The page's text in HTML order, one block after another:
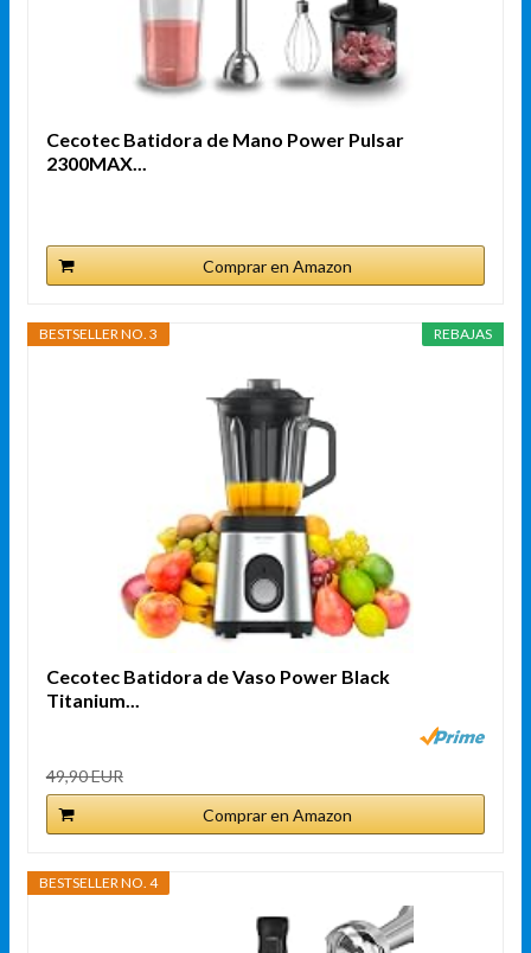
Cecotec Batidora de Mano Power Pulsar
2300MAX...
Comprar en Amazon
REBAJAS
BESTSELLER NO. 3
Cecotec Batidora de Vaso Power Black
Titanium...
49,90 EUR
Comprar en Amazon
BESTSELLER NO. 4